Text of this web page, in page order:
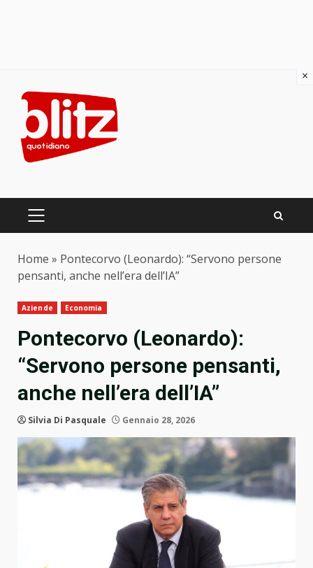
content
PRIMARY
Home » Pontecorvo (Leonardo): “Servono persone
pensanti, anche nell’era dell’IA”
Aziende Economia
Pontecorvo (Leonardo):
“Servono persone pensanti,
anche nell’era dell’IA”
Silvia Di Pasquale Gennaio 28, 2026
×